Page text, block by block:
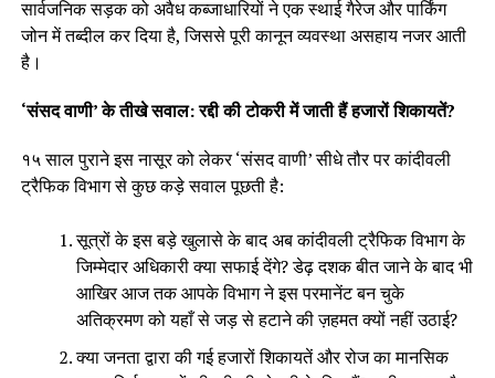
सार्वजनिक सड़क को अवैध कब्जाधारियों ने एक स्थाई गैरेज और पार्किंग
जोन में तब्दील कर दिया है, जिससे पूरी कानून व्यवस्था असहाय नजर आती
है।
‘संसद वाणी’ के तीखे सवाल: रद्दी की टोकरी में जाती हैं हजारों शिकायतें?
१५ साल पुराने इस नासूर को लेकर ‘संसद वाणी’ सीधे तौर पर कांदीवली
ट्रैफिक विभाग से कुछ कड़े सवाल पूछती है:
सूत्रों के इस बड़े खुलासे के बाद अब कांदीवली ट्रैफिक विभाग के
जिम्मेदार अधिकारी क्या सफाई देंगे? डेढ़ दशक बीत जाने के बाद भी
आखिर आज तक आपके विभाग ने इस परमानेंट बन चुके
अतिक्रमण को यहाँ से जड़ से हटाने की ज़हमत क्यों नहीं उठाई?
क्या जनता द्वारा की गई हजारों शिकायतें और रोज का मानसिक